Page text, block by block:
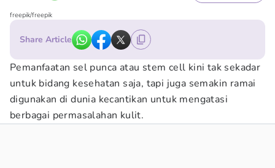
freepik/freepik
Share Article
Pemanfaatan sel punca atau stem cell kini tak sekadar
untuk bidang kesehatan saja, tapi juga semakin ramai
digunakan di dunia kecantikan untuk mengatasi
berbagai permasalahan kulit.